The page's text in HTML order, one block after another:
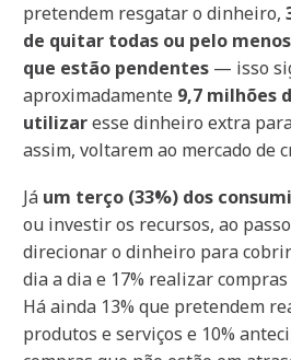
pretendem resgatar o dinheiro,
de quitar todas ou pelo
que estão pendentes — isso
aproximadamente 9,7 milhões
utilizaresse dinheiro extra para
assim, voltarem ao mercado de
Já um terço (33%) dos
ou investir os recursos, ao
direcionar o dinheiro para
dia a dia e 17% realizar
Há ainda 13% que pretendem
produtos e serviços e 10%